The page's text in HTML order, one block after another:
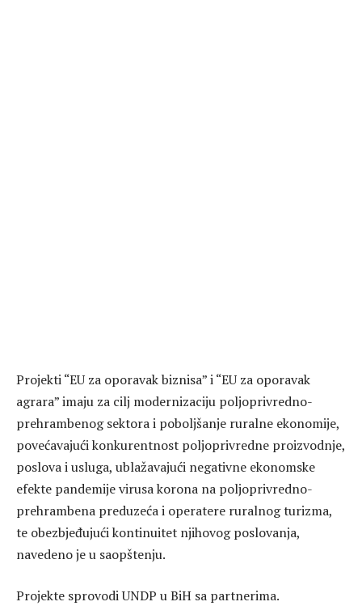
Projekti “EU za oporavak biznisa” i “EU za oporavak
agrara” imaju za cilj modernizaciju poljoprivredno-
prehrambenog sektora i poboljšanje ruralne ekonomije,
povećavajući konkurentnost poljoprivredne proizvodnje,
poslova i usluga, ublažavajući negativne ekonomske
efekte pandemije virusa korona na poljoprivredno-
prehrambena preduzeća i operatere ruralnog turizma,
te obezbjeđujući kontinuitet njihovog poslovanja,
navedeno je u saopštenju.
Projekte sprovodi UNDP u BiH sa partnerima.